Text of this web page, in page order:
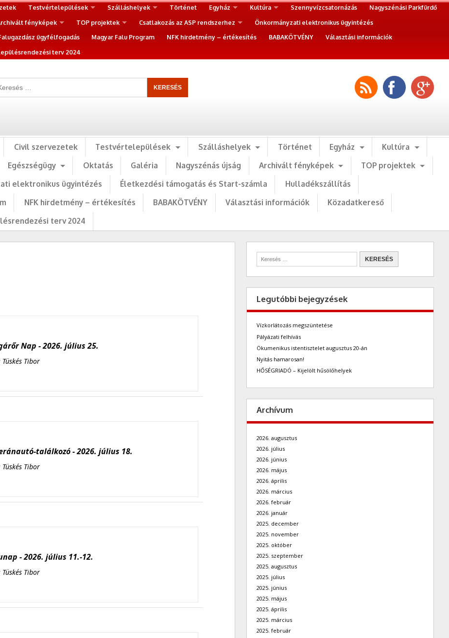
Testvértelepülések Szálláshelyek Történet Egyház Kultúra Szennyvízcsatornázás
Nagyszénási Parkfürdő
fényképek TOP projektek Csatlakozás az ASP rendszerhez
Önkormányzati elektronikus ügyintézés
ügyfélfogadás Magyar Falu Program NFK hirdetmény – értékesítés BABAKÖTVÉNY
Választási információk
terv 2024
Civil szervezetek Testvértelepülések Szálláshelyek Történet Egyház
Kultúra
Egészségügy Oktatás Galéria Nagyszénás újság Archivált fényképek
TOP projektek
elektronikus ügyintézés Életkezdési támogatás és Start-számla
Hulladékszállítás
NFK hirdetmény – értékesítés BABAKÖTVÉNY Választási információk
Közadatkereső
terv 2024
Nap - 2026. július 25.
Tibor
találkozó - 2026. július 18.
Tibor
- 2026. július 11.-12.
Tibor
Legutóbbi bejegyzések
Vízkorlátozás megszüntetése
Pályázati felhívás
Ökumenikus istentisztelet augusztus 20-án
Nyitás hamarosan!
HŐSÉGRIADÓ – Kijelölt hűsölőhelyek
Archívum
2026. augusztus
2026. július
2026. június
2026. május
2026. április
2026. március
2026. február
2026. január
2025. december
2025. november
2025. október
2025. szeptember
2025. augusztus
2025. július
2025. június
2025. május
2025. április
2025. március
2025. február